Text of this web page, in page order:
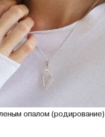
опалом (родирование)